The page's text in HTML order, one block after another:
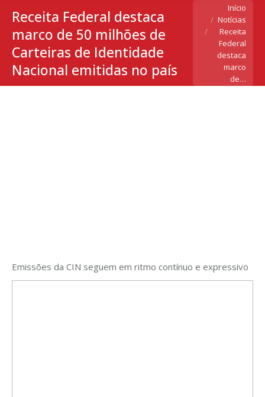
Receita Federal destaca
marco de 50 milhões de
Carteiras de Identidade
Nacional emitidas no país
Você está aqui:
Início
Notícias
Receita
Federal
destaca
marco
de…
Emissões da CIN seguem em ritmo contínuo e expressivo